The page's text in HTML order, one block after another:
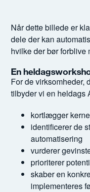
Når dette billede er
dele der kan
hvilke der bør forblive
En
For de virksomheder,
tilbyder vi en heldags
kortlægger
identificerer de
automatisering
vurderer
prioriterer
skaber en
implementeres